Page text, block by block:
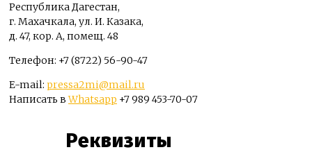
Республика Дагестан,
г. Махачкала, ул. И. Казака,
д. 47, кор. А, помещ. 48
Телефон: +7 (8722) 56-90-47
E-mail: pressa2mi@mail.ru
Написать вWhatsapp +7 989 453-70-07
Реквизиты